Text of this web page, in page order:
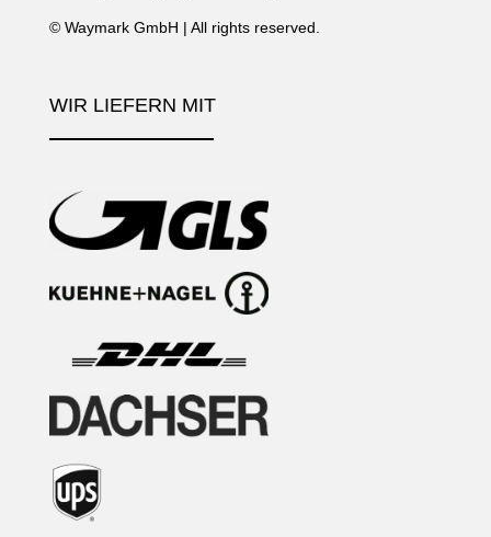
WIR LIEFERN MIT
© Waymark GmbH | All rights reserved.